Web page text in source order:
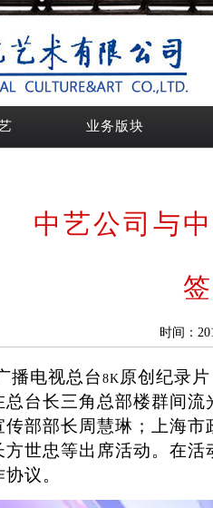
业务版块
中艺公司与
时间：
播电视总台 8K 原创纪录
台长三角总部楼群间
部部长周慧琳；上海
世忠等出席活动。在
议。